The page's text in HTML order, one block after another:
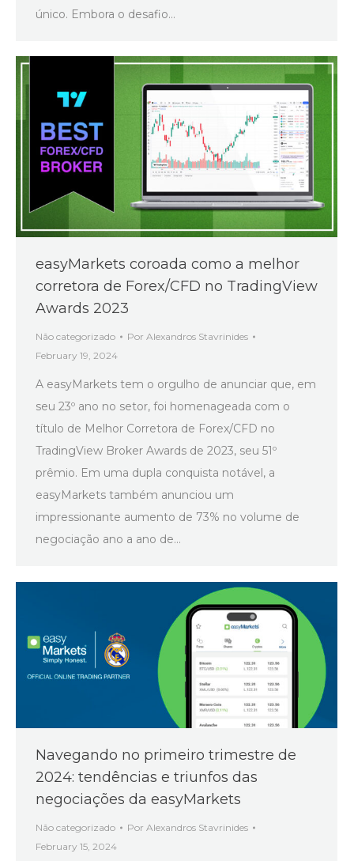
único. Embora o desafio…
easyMarkets coroada como a melhor
corretora de Forex/CFD no TradingView
Awards 2023
Não categorizado Por Alexandros Stavrinides
February 19, 2024
A easyMarkets tem o orgulho de anunciar que, em
seu 23º ano no setor, foi homenageada com o
título de Melhor Corretora de Forex/CFD no
TradingView Broker Awards de 2023, seu 51º
prêmio. Em uma dupla conquista notável, a
easyMarkets também anunciou um
impressionante aumento de 73% no volume de
negociação ano a ano de…
Navegando no primeiro trimestre de
2024: tendências e triunfos das
negociações da easyMarkets
Não categorizado Por Alexandros Stavrinides
February 15, 2024